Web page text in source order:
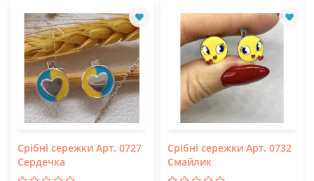
Срібні сережки Арт. 0727
Сердечка
Срібні сережки Арт. 0732
Смайлик